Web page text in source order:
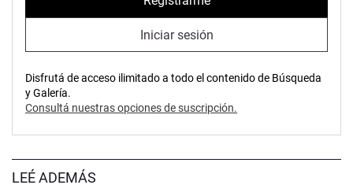
Iniciar sesión
Disfrutá de acceso ilimitado a todo el contenido de Búsqueda
y Galería.
Consultá nuestras opciones de suscripción.
LEÉ ADEMÁS